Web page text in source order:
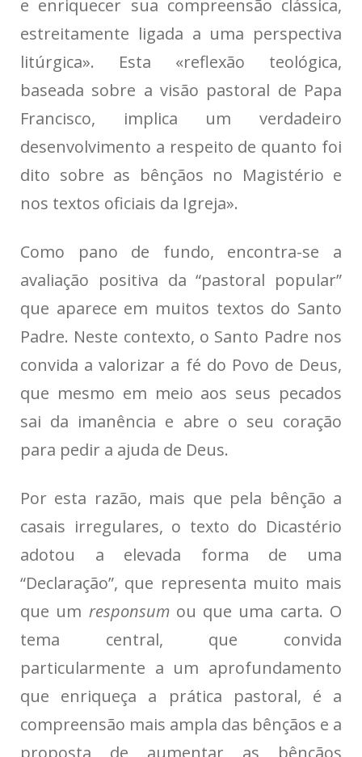
e enriquecer sua compreensão clássica,
estreitamente ligada a uma perspectiva
litúrgica». Esta «reflexão teológica,
baseada sobre a visão pastoral de Papa
Francisco, implica um verdadeiro
desenvolvimento a respeito de quanto foi
dito sobre as bênçãos no Magistério e
nos textos oficiais da Igreja».
Como pano de fundo, encontra-se a
avaliação positiva da “pastoral popular”
que aparece em muitos textos do Santo
Padre. Neste contexto, o Santo Padre nos
convida a valorizar a fé do Povo de Deus,
que mesmo em meio aos seus pecados
sai da imanência e abre o seu coração
para pedir a ajuda de Deus.
Por esta razão, mais que pela bênção a
casais irregulares, o texto do Dicastério
adotou a elevada forma de uma
“Declaração”, que representa muito mais
que um responsumou que uma carta. O
tema central, que convida
particularmente a um aprofundamento
que enriqueça a prática pastoral, é a
compreensão mais ampla das bênçãos e a
proposta de aumentar as bênçãos